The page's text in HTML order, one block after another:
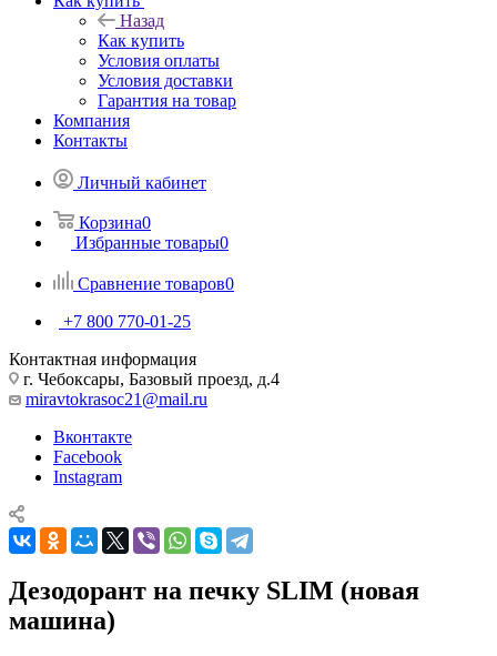
Назад
Как купить
Условия оплаты
Условия доставки
Гарантия на товар
Компания
Контакты
Личный кабинет
Корзина0
Избранные товары0
Сравнение товаров0
+7 800 770-01-25
Контактная информация
г. Чебоксары, Базовый проезд, д.4
miravtokrasoc21@mail.ru
Вконтакте
Facebook
Instagram
Дезодорант на печку SLIM (новая
машина)